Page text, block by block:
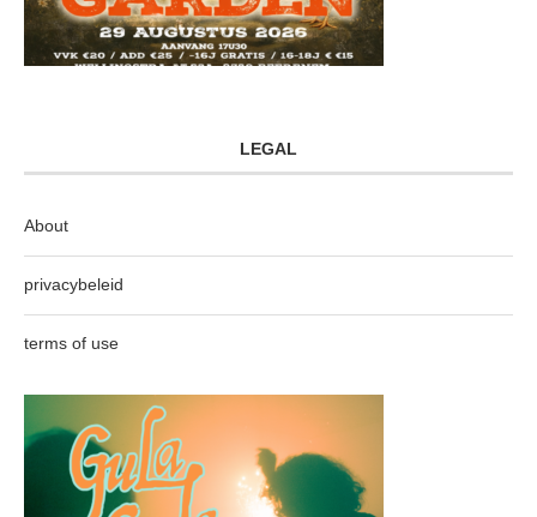
LEGAL
About
privacybeleid
terms of use